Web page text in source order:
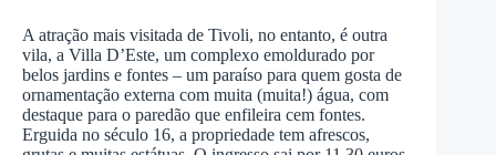
A atração mais visitada de Tivoli, no entanto, é outra
vila, a Villa D’Este, um complexo emoldurado por
belos jardins e fontes – um paraíso para quem gosta de
ornamentação externa com muita (muita!) água, com
destaque para o paredão que enfileira cem fontes.
Erguida no século 16, a propriedade tem afrescos,